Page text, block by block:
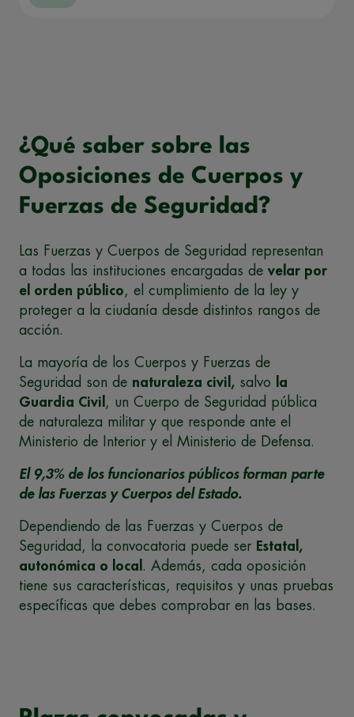
¿Qué saber sobre las
Oposiciones de Cuerpos y
Fuerzas de Seguridad?
Las Fuerzas y Cuerpos de Seguridad representan
a todas las instituciones encargadas de velar por
el orden público , el cumplimiento de la ley y
proteger a la ciudanía desde distintos rangos de
acción.
La mayoría de los Cuerpos y Fuerzas de
Seguridad son de naturaleza civil, salvo
la
Guardia Civil
, un Cuerpo de Seguridad pública
de naturaleza militar y que responde ante el
Ministerio de Interior y el Ministerio de Defensa.
El 9,3% de los funcionarios públicos forman parte
de las Fuerzas y Cuerpos del Estado.
Dependiendo de las Fuerzas y Cuerpos de
Seguridad, la convocatoria puede ser Estatal,
autonómica o local
. Además, cada oposición
tiene sus características, requisitos y unas pruebas
específicas que debes comprobar en las bases.